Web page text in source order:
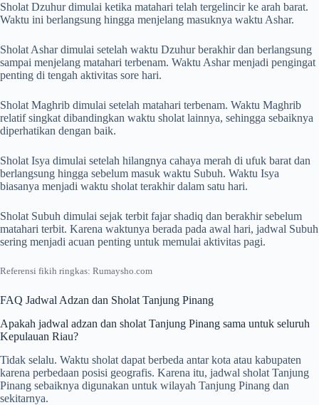
Sholat Dzuhur dimulai ketika matahari telah tergelincir ke arah barat.
Waktu ini berlangsung hingga menjelang masuknya waktu Ashar.
Sholat Ashar dimulai setelah waktu Dzuhur berakhir dan berlangsung
sampai menjelang matahari terbenam. Waktu Ashar menjadi pengingat
penting di tengah aktivitas sore hari.
Sholat Maghrib dimulai setelah matahari terbenam. Waktu Maghrib
relatif singkat dibandingkan waktu sholat lainnya, sehingga sebaiknya
diperhatikan dengan baik.
Sholat Isya dimulai setelah hilangnya cahaya merah di ufuk barat dan
berlangsung hingga sebelum masuk waktu Subuh. Waktu Isya
biasanya menjadi waktu sholat terakhir dalam satu hari.
Sholat Subuh dimulai sejak terbit fajar shadiq dan berakhir sebelum
matahari terbit. Karena waktunya berada pada awal hari, jadwal Subuh
sering menjadi acuan penting untuk memulai aktivitas pagi.
Referensi fikih ringkas: Rumaysho.com
FAQ Jadwal Adzan dan Sholat Tanjung Pinang
Apakah jadwal adzan dan sholat Tanjung Pinang sama untuk seluruh
Kepulauan Riau?
Tidak selalu. Waktu sholat dapat berbeda antar kota atau kabupaten
karena perbedaan posisi geografis. Karena itu, jadwal sholat Tanjung
Pinang sebaiknya digunakan untuk wilayah Tanjung Pinang dan
sekitarnya.